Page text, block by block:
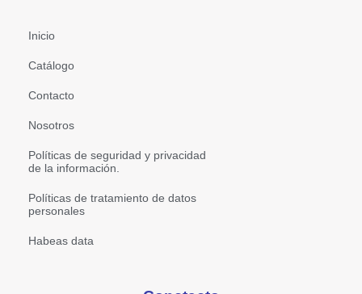
Inicio
Catálogo
Contacto
Nosotros
Políticas de seguridad y privacidad
de la información.
Políticas de tratamiento de datos
personales
Habeas data